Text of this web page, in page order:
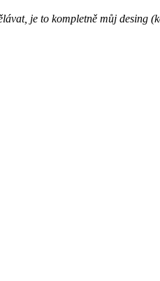
je to kompletně můj desing